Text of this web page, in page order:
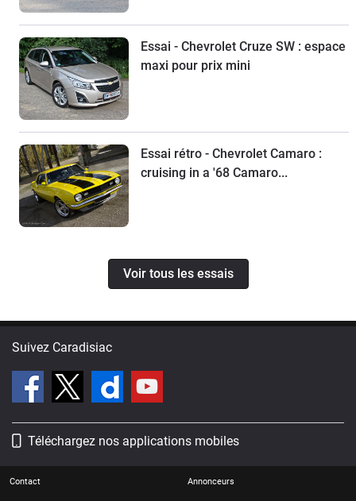
Essai - Chevrolet Cruze SW : espace
maxi pour prix mini
Essai rétro - Chevrolet Camaro :
cruising in a '68 Camaro...
Voir tous les essais
Suivez Caradisiac
Téléchargez nos applications mobiles
Contact Annonceurs